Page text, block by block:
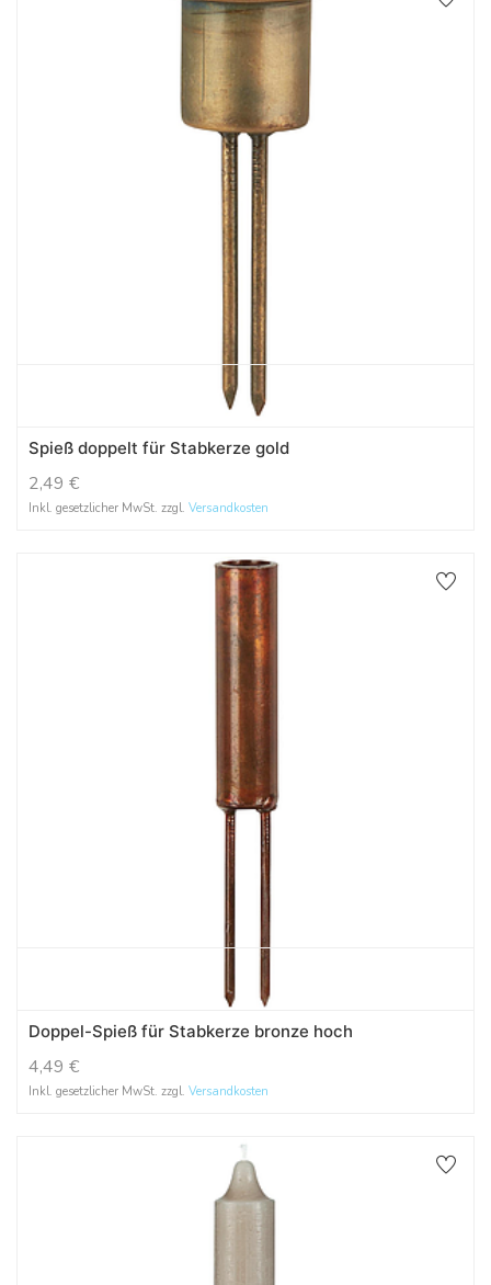
Spieß doppelt für Stabkerze gold
2,49 €
Inkl. gesetzlicher MwSt. zzgl. Versandkosten
Doppel-Spieß für Stabkerze bronze hoch
4,49 €
Inkl. gesetzlicher MwSt. zzgl. Versandkosten